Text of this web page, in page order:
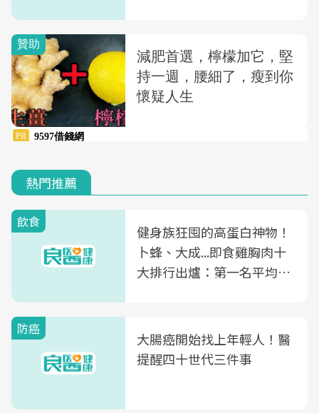
熱門推薦
飲食
健身族狂囤的高蛋白神物！
卜蜂、大成...即食雞胸肉十
大排行出爐：第一名平均一
防癌
大腸癌開始找上年輕人！醫
提醒四十世代三件事